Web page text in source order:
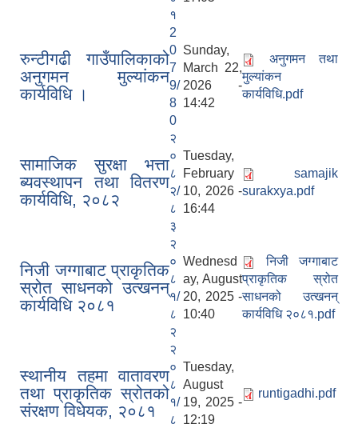
१
रुन्टीगढी गाउँपालिकाको
अनुगमन मुल्यांकन
कार्यविधि ।
2
0
7
9/
8
0
Sunday,
March 22,
2026 -
14:42
अनुगमन तथा
मुल्यांकन
कार्यविधि.pdf
सामाजिक सुरक्षा भत्ता
ब्यवस्थापन तथा वितरण
कार्यविधि, २०८२
२
०
८
२/
८
३
Tuesday,
February
10, 2026 -
16:44
samajik
surakxya.pdf
निजी जग्गाबाट प्राकृतिक
स्रोत साधनको उत्खनन्
कार्यविधि २०८१
२
०
८
१/
८
२
Wednesd
ay, August
20, 2025 -
10:40
निजी जग्गाबाट
प्राकृतिक स्रोत
साधनको उत्खनन्
कार्यविधि २०८१.pdf
स्थानीय तहमा वातावरण
तथा प्राकृतिक स्रोतको
संरक्षण विधेयक, २०८१
२
०
८
१/
८
Tuesday,
August
19, 2025 -
12:19
runtigadhi.pdf